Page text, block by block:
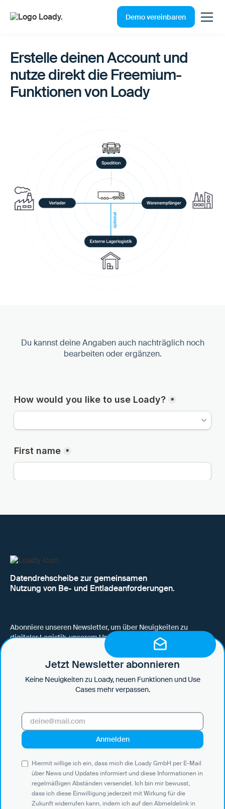
Demo vereinbaren
Erstelle deinen Account und
nutze direkt die Freemium-
Funktionen von Loady
Du kannst deine Angaben auch nachträglich noch
bearbeiten oder ergänzen.
Datendrehscheibe zur gemeinsamen
Nutzung von Be- und Entladeanforderungen.
Abonniere unseren Newsletter, um über Neuigkeiten zu
digitaler Logistik, unserem Unternehmen, neuen Funktionen
und Use Cases auf dem Laufenden zu bleiben.
Hiermit willige ich ein, dass mich die Loady GmbH per E-Mail über
News und Updates informiert und diese Informationen in
regelmäßigen Abständen versendet. Ich bin mir bewusst, dass ich
diese Einwilligung jederzeit mit Wirkung für die Zukunft widerrufen
E-Mail an marketing@loady.com sende. Weitere Informationen
gemäß Art. 13 DS-GVO finden Sie in unsererDatenschutzerklärung
Jetzt Newsletter abonnieren
Keine Neuigkeiten zu Loady, neuen Funktionen und Use
Cases mehr verpassen.
Hiermit willige ich ein, dass mich die Loady GmbH per E-Mail
über News und Updates informiert und diese Informationen in
regelmäßigen Abständen versendet. Ich bin mir bewusst,
dass ich diese Einwilligung jederzeit mit Wirkung für die
Zukunft widerrufen kann, indem ich auf den Abmeldelink in